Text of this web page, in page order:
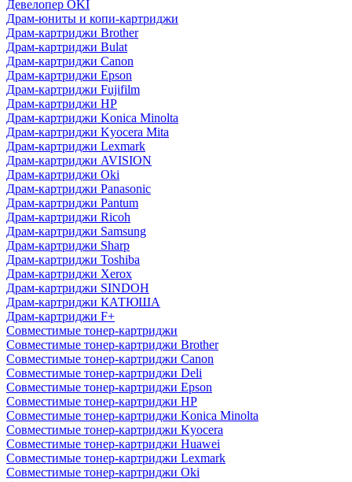
Девелопер OKI
Драм-юниты и копи-картриджи
Драм-картриджи Brother
Драм-картриджи Bulat
Драм-картриджи Canon
Драм-картриджи Epson
Драм-картриджи Fujifilm
Драм-картриджи HP
Драм-картриджи Konica Minolta
Драм-картриджи Kyocera Mita
Драм-картриджи Lexmark
Драм-картриджи AVISION
Драм-картриджи Oki
Драм-картриджи Panasonic
Драм-картриджи Pantum
Драм-картриджи Ricoh
Драм-картриджи Samsung
Драм-картриджи Sharp
Драм-картриджи Toshiba
Драм-картриджи Xerox
Драм-картриджи SINDOH
Драм-картриджи КАТЮША
Драм-картриджи F+
Совместимые тонер-картриджи
Совместимые тонер-картриджи Brother
Совместимые тонер-картриджи Canon
Совместимые тонер-картриджи Deli
Совместимые тонер-картриджи Epson
Совместимые тонер-картриджи HP
Совместимые тонер-картриджи Konica Minolta
Совместимые тонер-картриджи Kyocera
Совместимые тонер-картриджи Huawei
Совместимые тонер-картриджи Lexmark
Совместимые тонер-картриджи Oki